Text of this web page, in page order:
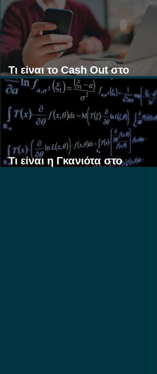
Τι είναι το Cash Out στο
Στοίχημα;
Τι είναι η Γκανιότα στο